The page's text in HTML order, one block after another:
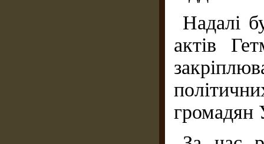
Надалі
актів
громадян